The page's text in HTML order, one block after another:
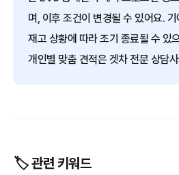
며, 이후 조건이 변경될 수 있어요.
재고 상황에 따라 조기 종료될 수 있
개인별 맞춤 견적은 겟차 전문 상담
🏷️ 관련 키워드